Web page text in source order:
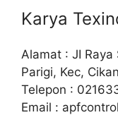
Karya
Alamat : JI
Parigi, Kec,
Telepon :
Email :